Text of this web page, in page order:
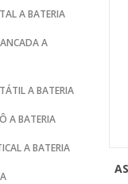
A BATERIA
A
A BATERIA
A BATERIA
A BATERIA